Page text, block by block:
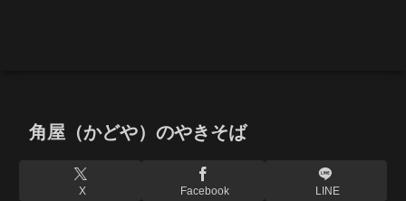
角屋（かどや）のやきそば
X Facebook LINE